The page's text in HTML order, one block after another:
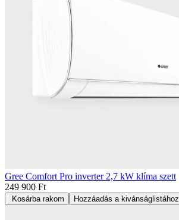
Gree Comfort Pro inverter 2,7 kW klíma szett
249 900 Ft
Kosárba rakom Hozzáadás a kivánságlistához